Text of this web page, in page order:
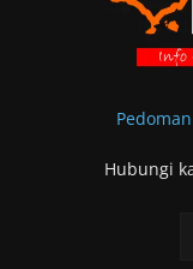
Hubungi